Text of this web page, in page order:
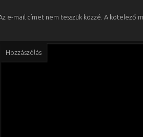
e-mail címet nem tesszük közzé. A kötelező
Hozzászólás